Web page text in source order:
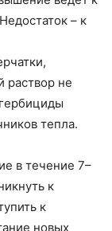
– к
раствор не
тепла.
в течение 7–
к
к
новых